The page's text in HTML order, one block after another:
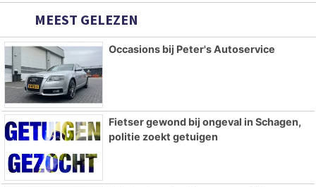
MEEST GELEZEN
Occasions bij Peter's Autoservice
Fietser gewond bij ongeval in Schagen,
politie zoekt getuigen